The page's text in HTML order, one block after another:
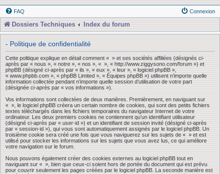
FAQ Connexion
Dossiers Techniques Index du forum
- Politique de confidentialité
Cette politique explique en détail comment « » et ses sociétés affiliées (désignés ci-
après par « nous », « notre », « nos », « », « http://www.ziggysono.com/forum ») et
phpBB (désigné ci-après par « ils », « eux », « leur », « logiciel phpBB »,
« www.phpbb.com », « phpBB Limited », « Équipes phpBB ») utilisent n’importe quelle
information collectée pendant n’importe quelle session d’utilisation de votre part
(désignée ci-après par « vos informations »).
Vos informations sont collectées de deux manières. Premièrement, en naviguant sur
« », le logiciel phpBB créera un certain nombre de cookies, qui sont des petits fichiers
textes téléchargés dans les fichiers temporaires du navigateur Internet de votre
ordinateur. Les deux premiers cookies ne contiennent qu’un identifiant utilisateur
(désigné ci-après par « user-id ») et un identifiant de session invité (désigné ci-après
par « session-id »), qui vous sont automatiquement assignés par le logiciel phpBB. Un
troisième cookie sera créé une fois que vous naviguerez sur les sujets de « » et est
utilisé pour stocker les informations sur les sujets que vous avez lus, ce qui améliore
votre navigation sur le forum.
Nous pouvons également créer des cookies externes au logiciel phpBB tout en
naviguant sur « », bien que ceux-ci soient hors de portée du document qui est prévu
pour couvrir seulement les pages créées par le logiciel phpBB. La seconde manière est